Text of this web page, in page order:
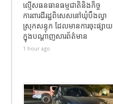
ល្មើសធនធានធម្មជាតិនិងកិច្ច
ការពារដីរដ្ឋពិសេសនៅឃុំបឹងល្វា
ស្រុកសន្ទុក ដែលមានការចុះផ្សាយ
ក្នុងបណ្តាញសារព័ត៌មាន
1 hour ago